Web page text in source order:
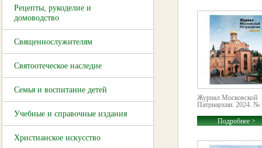
Рецепты, рукоделие и
домоводство
Священнослужителям
Святоотеческое наследие
Семья и воспитание детей
Учебные и справочные издания
Христианское искусство
Журнал Московской
Патриархии. 2024. №
Подробнее >